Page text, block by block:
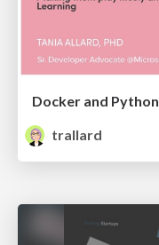
Docker and Python
trallard